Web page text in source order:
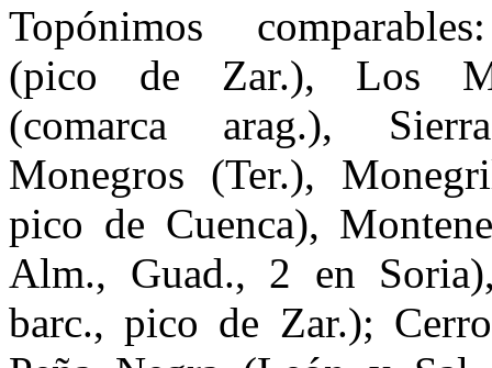
Topónimos
(pico de Zar.), Los
(comarca arag.),
Monegros (Ter.),
pico de Cuenca),
Alm., Guad., 2 en
barc., pico de Zar.);